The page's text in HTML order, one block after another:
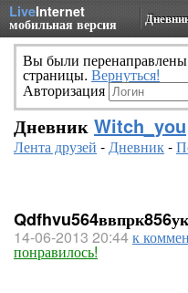
LiveInternet
мобильная версия
Вы были
страницы. Вернуться!
Авторизация
Дневник Witch_you
Лента друзей -Дневник-
14-06-2013 20:44к
понравилось!